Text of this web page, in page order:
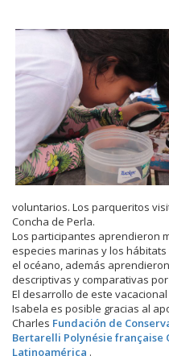
voluntarios. Los parqueritos
Concha de Perla.
Los participantes aprendieron
especies marinas y los
el océano, además
descriptivas y comparativas
El desarrollo de este
Isabela es posible gracias al
Charles Fundación de
Bertarelli Polynésie française
Latinoamérica .